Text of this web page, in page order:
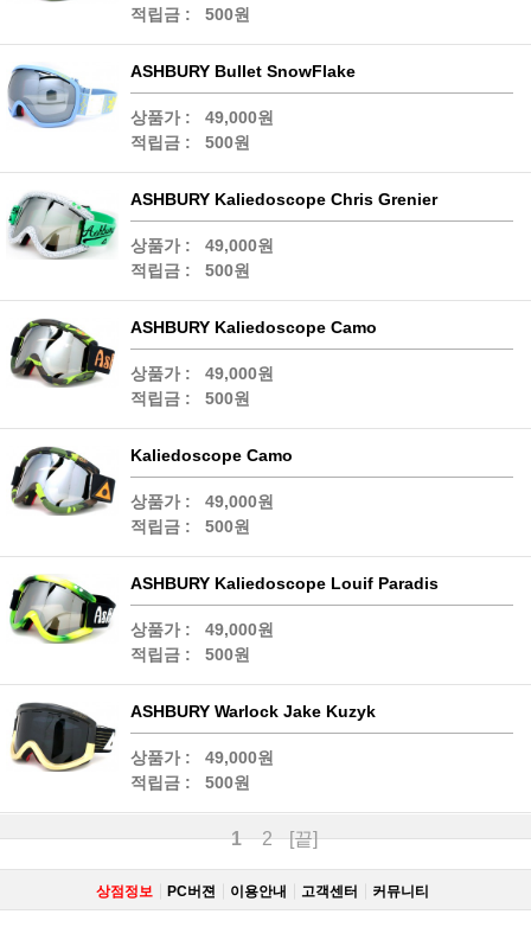
적립금 :
500원
ASHBURY Bullet SnowFlake
상품가 :
49,000원
적립금 :
500원
ASHBURY Kaliedoscope Chris Grenier
상품가 :
49,000원
적립금 :
500원
ASHBURY Kaliedoscope Camo
상품가 :
49,000원
적립금 :
500원
Kaliedoscope Camo
상품가 :
49,000원
적립금 :
500원
ASHBURY Kaliedoscope Louif Paradis
상품가 :
49,000원
적립금 :
500원
ASHBURY Warlock Jake Kuzyk
상품가 :
49,000원
적립금 :
500원
1 2 [끝]
상점정보 PC버젼 이용안내 고객센터 커뮤니티